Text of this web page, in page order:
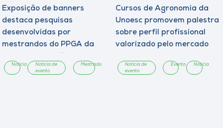
Exposição de banners
destaca pesquisas
desenvolvidas por
mestrandos do PPGA da
Notícia
Notícia de
evento
Mestrado
Cursos de Agronomia da
Unoesc promovem palestra
sobre perfil profissional
valorizado pelo mercado
Notícia de
evento
Evento Notícia